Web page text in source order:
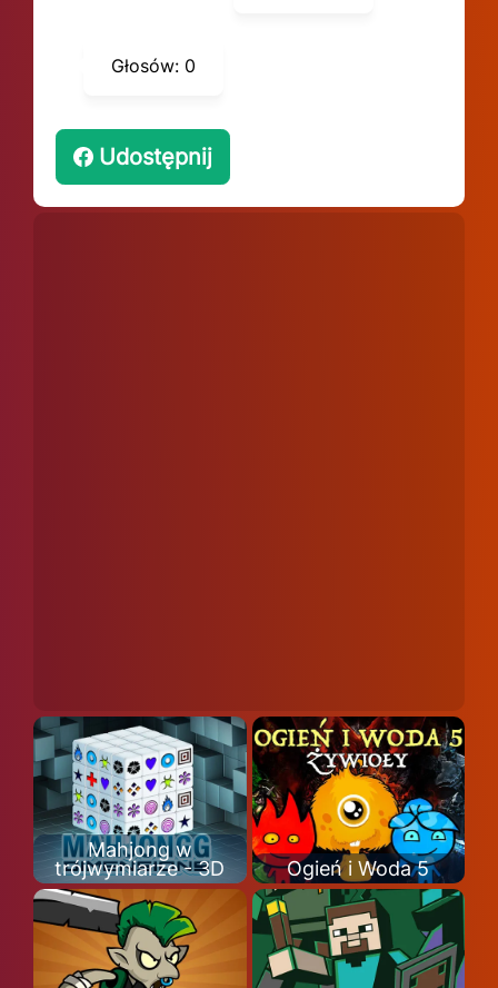
Głosów: 0
Udostępnij
Mahjong w
trójwymiarze - 3D
Ogień i Woda 5